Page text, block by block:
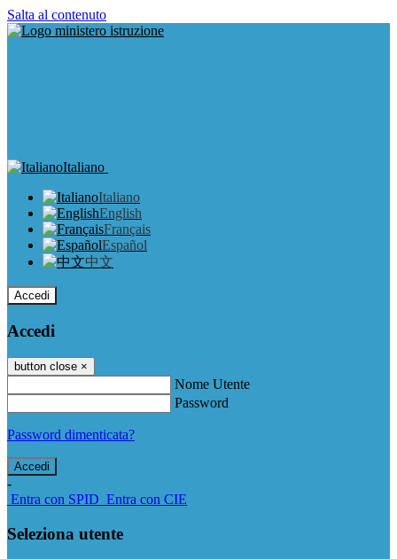
Salta al contenuto
Italiano
Italiano
English
Français
Español
中文
Accedi
Accedi
button close ×
Nome Utente
Password
Password dimenticata?
-
Entra con SPID Entra con CIE
Seleziona utente